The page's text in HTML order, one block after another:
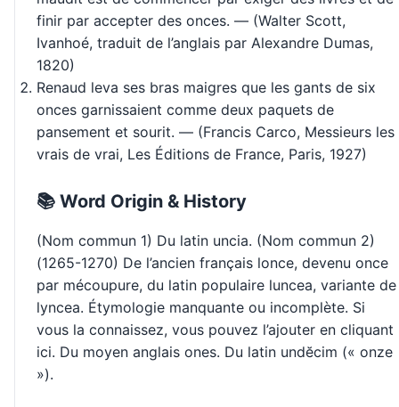
finir par accepter des onces. — (Walter Scott,
Ivanhoé, traduit de l’anglais par Alexandre Dumas,
1820)
Renaud leva ses bras maigres que les gants de six
onces garnissaient comme deux paquets de
pansement et sourit. — (Francis Carco, Messieurs les
vrais de vrai, Les Éditions de France, Paris, 1927)
📚 Word Origin & History
(Nom commun 1) Du latin uncia. (Nom commun 2)
(1265-1270) De l’ancien français lonce, devenu once
par mécoupure, du latin populaire luncea, variante de
lyncea. Étymologie manquante ou incomplète. Si
vous la connaissez, vous pouvez l’ajouter en cliquant
ici. Du moyen anglais ones. Du latin undĕcim (« onze
»).